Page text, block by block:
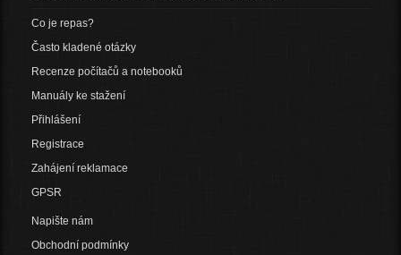
Co je repas?
Často kladené otázky
Recenze počítačů a notebooků
Manuály ke stažení
Přihlášení
Registrace
Zahájení reklamace
GPSR
Napište nám
Obchodní podmínky